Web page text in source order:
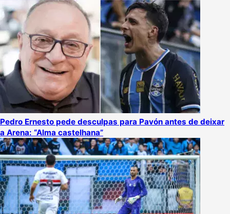
Pedro Ernesto pede desculpas para Pavón antes de deixar
a Arena: “Alma castelhana”